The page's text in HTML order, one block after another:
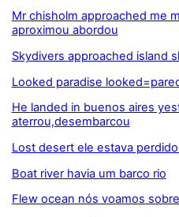
Mr chisholm approached me
aproximou abordou
Skydivers approached island
Looked paradise
He landed in buenos aires
aterrou,desembarcou
Lost desert ele estava
Boat river havia um barco rio
Flew ocean nós voamos